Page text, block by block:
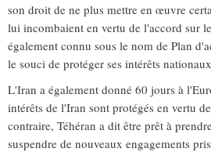
son droit de ne plus mettre en œuvre
lui incombaient en vertu de l'accord sur
également connu sous le nom de Plan
le souci de protéger ses intérêts
L'Iran a également donné 60 jours à
intérêts de l'Iran sont protégés en vertu
contraire, Téhéran a dit être prêt à
suspendre de nouveaux engagements